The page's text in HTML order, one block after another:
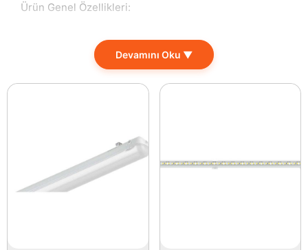
Ürün Genel Özellikleri:
– Işık Rengi: 4000K Natural Beyaz
– Kullanım Ömrü: 20000 Saat
– SMD 2835 Led Chip
– Dış Çap: 230 mm
– İç Çap: 190 – 180 mm
Devamını Oku ▼